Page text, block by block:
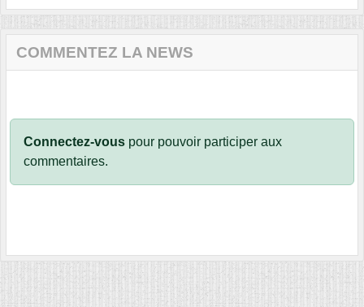
COMMENTEZ LA NEWS
Connectez-vous pour pouvoir participer aux
commentaires.